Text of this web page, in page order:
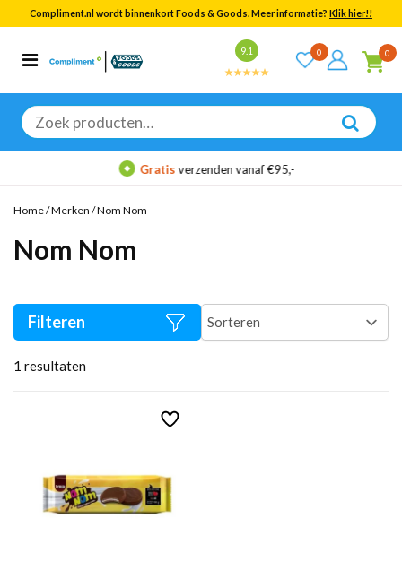
Compliment.nl wordt binnenkort Foods & Goods. Meer informatie? Klik hier!!
9.1 0 0
Zoeken
naar:
Categorieën
Bekijk alle resultaten
Gratisverzenden vanaf €95,-
Home/Merken /Nom Nom
Nom Nom
1 resultaten
Filteren